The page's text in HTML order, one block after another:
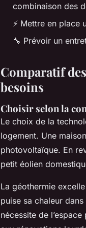
combinaison des
⚡ Mettre en
🔧 Prévoir un
Comparatif
besoins
Choisir selon la
Le choix de la
logement. Une
photovoltaïque. En
petit éolien
La géothermie
puise sa chaleur
nécessite de